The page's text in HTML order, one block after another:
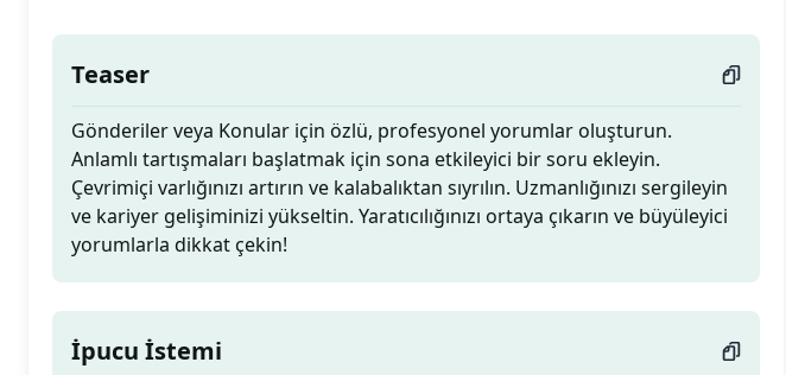
Teaser
Gönderiler veya Konular için özlü, profesyonel yorumlar oluşturun.
Anlamlı tartışmaları başlatmak için sona etkileyici bir soru ekleyin.
Çevrimiçi varlığınızı artırın ve kalabalıktan sıyrılın. Uzmanlığınızı sergileyin
ve kariyer gelişiminizi yükseltin. Yaratıcılığınızı ortaya çıkarın ve büyüleyici
yorumlarla dikkat çekin!
İpucu İstemi